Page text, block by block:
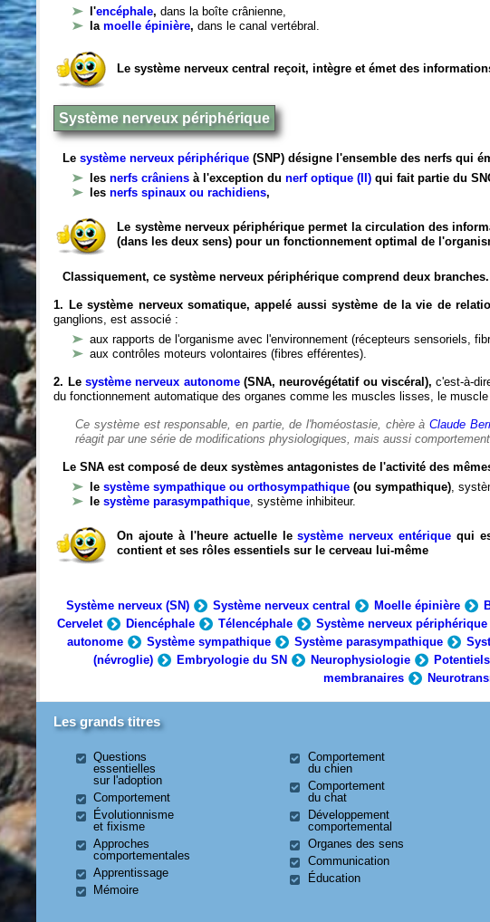
l'encéphale,dans la boîte crânienne,
lamoelle épinière,dans le canal vertébral.
Le système nerveux central reçoit, intègre et émet des
Système nerveux périphérique
Lesystème nerveux périphérique (SNP) désigne l'ensemble des nerfs qui
lesnerfs crâniens à l'exception du nerf optique (II) qui fait partie du
lesnerfs spinaux ou rachidiens,
Le système nerveux périphérique permet la circulation des
(dans les deux sens) pour un fonctionnement optimal de
Classiquement, ce système nerveux périphérique comprend deux branches.
1. Le système nerveux somatique, appelé aussi système de la vie de
ganglions, est associé :
aux rapports de l'organisme avec l'environnement (récepteurs sensoriels,
aux contrôles moteurs volontaires (fibres efférentes).
2. Le système nerveux autonome(SNA, neurovégétatif ou viscéral), c'est-à-
du fonctionnement automatique des organes comme les muscles lisses, le
Ce système est responsable, en partie, de l'homéostasie, chère àClaude
réagit par une série de modifications physiologiques, mais aussi
Le SNA est composé de deux systèmes antagonistes de l'activité des
lesystème sympathique ou orthosympathique (ou sympathique),
lesystème parasympathique, système inhibiteur.
On ajoute à l'heure actuelle lesystème nerveux entérique qui
contient et ses rôles essentiels sur le cerveau lui-même
Système nerveux (SN) Système nerveux central Moelle épinière
Cervelet
Diencéphale Télencéphale Système nerveux périphérique
autonome
Système sympathique Système parasympathique
(névroglie)
Embryologie du SN Neurophysiologie
membranaires
Les grands titres
Questions
essentielles
sur l'adoption
Comportement
Évolutionnisme
et fixisme
Approches
comportementales
Apprentissage
Mémoire
Comportement
du chien
Comportement
du chat
Développement
comportemental
Organes des sens
Communication
Éducation